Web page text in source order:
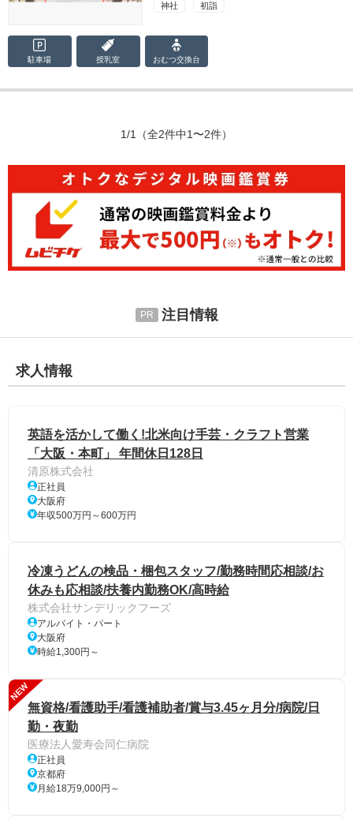
神社 初詣
駐車場 授乳室 おむつ交換台
1/1 （全2件中1〜2件）
注目情報
求人情報
英語を活かして働く!北米向け手芸・クラフト営業
「大阪・本町」 年間休日128日
清原株式会社
正社員
大阪府
年収500万円～600万円
冷凍うどんの検品・梱包スタッフ/勤務時間応相談/お
休みも応相談/扶養内勤務OK/高時給
株式会社サンデリックフーズ
アルバイト・パート
大阪府
時給1,300円～
NEW
無資格/看護助手/看護補助者/賞与3.45ヶ月分/病院/日
勤・夜勤
医療法人愛寿会同仁病院
正社員
京都府
月給18万9,000円～